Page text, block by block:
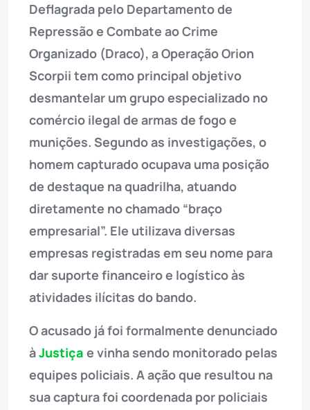
Deflagrada pelo Departamento de
Repressão e Combate ao Crime
Organizado (Draco), a Operação Orion
Scorpii tem como principal objetivo
desmantelar um grupo especializado no
comércio ilegal de armas de fogo e
munições. Segundo as investigações, o
homem capturado ocupava uma posição
de destaque na quadrilha, atuando
diretamente no chamado “braço
empresarial”. Ele utilizava diversas
empresas registradas em seu nome para
dar suporte financeiro e logístico às
atividades ilícitas do bando.
O acusado já foi formalmente denunciado
àJustiça e vinha sendo monitorado pelas
equipes policiais. A ação que resultou na
sua captura foi coordenada por policiais